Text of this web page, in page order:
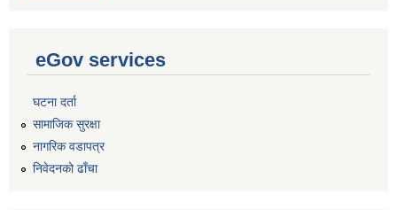
eGov services
घटना दर्ता
सामाजिक सुरक्षा
नागरिक वडापत्र
निवेदनको ढाँचा